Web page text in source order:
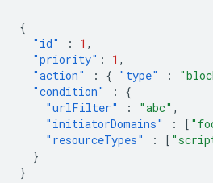
{
"id"
: 1 ,
"priority" : 1 ,
"action"
: { "type" :
"condition"
:
{
"urlFilter"
: "abc" ,
"initiatorDomains"
: [
"resourceTypes"
: [
}
}